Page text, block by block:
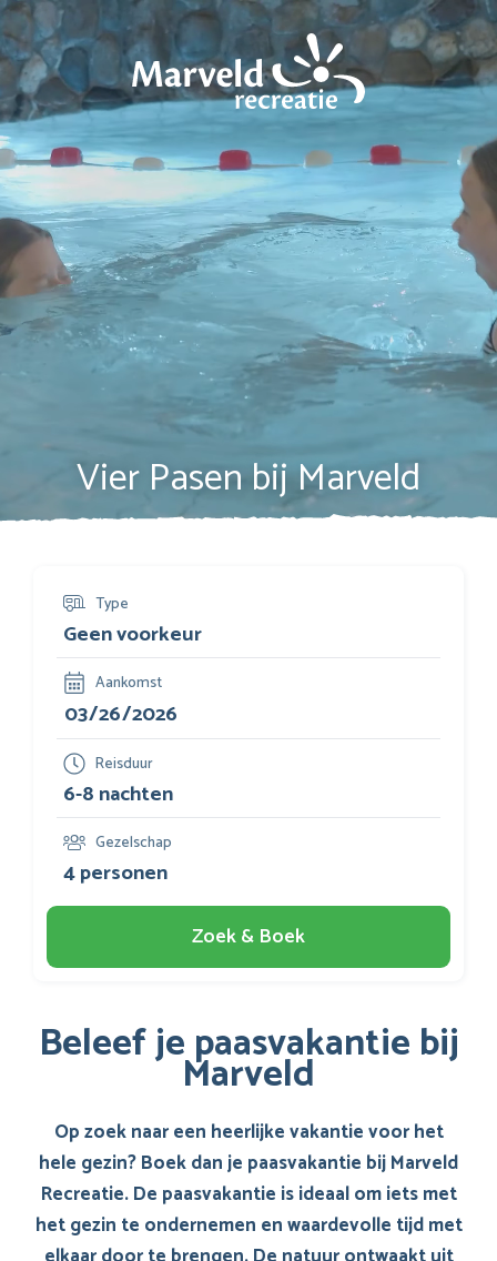
Vier Pasen bij Marveld
Type
Aankomst
Reisduur
Gezelschap
Zoek & Boek
Beleef je paasvakantie bij
Marveld
Op zoek naar een heerlijke vakantie voor het
hele gezin? Boek dan je paasvakantie bij Marveld
Recreatie. De paasvakantie is ideaal om iets met
het gezin te ondernemen en waardevolle tijd met